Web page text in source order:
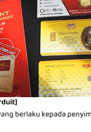
berlaku kepada